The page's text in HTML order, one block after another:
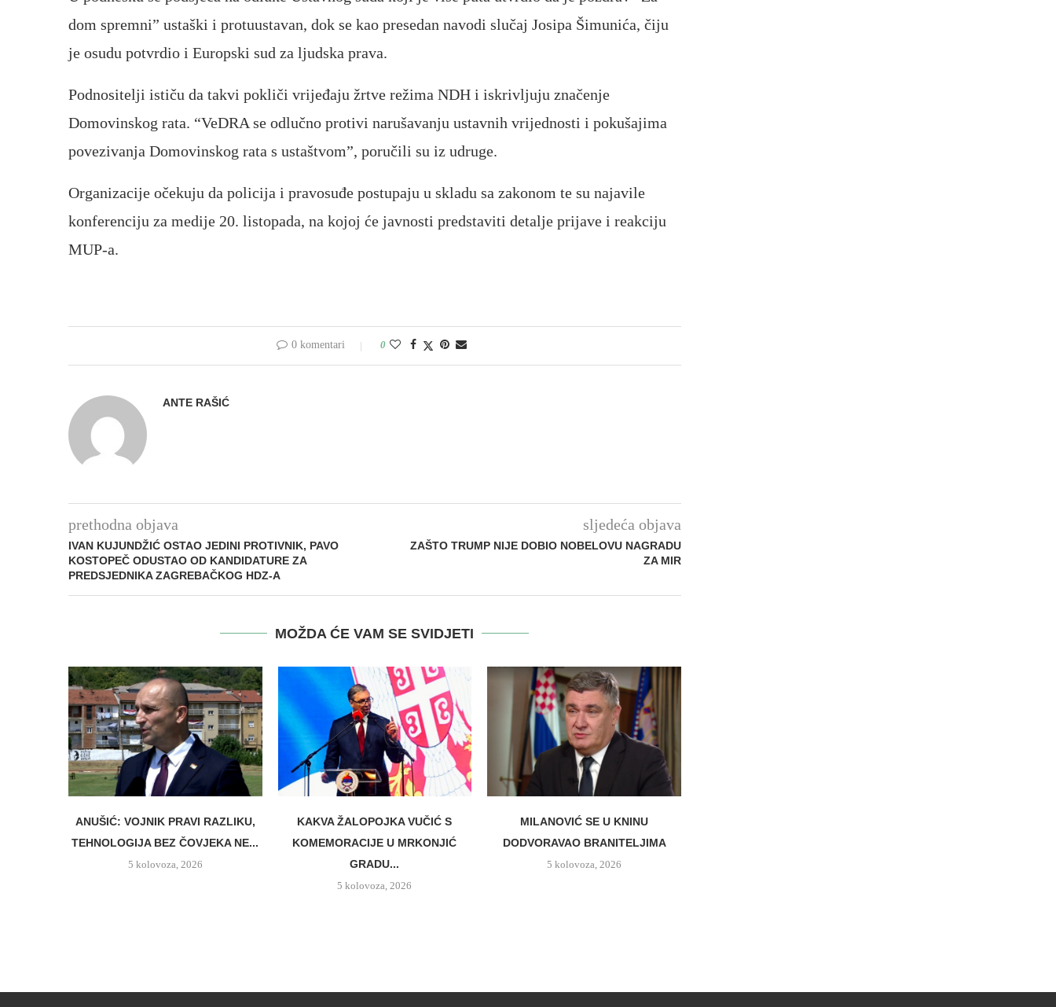
dom spremni” ustaški i protuustavan, dok se kao presedan navodi slučaj Josipa Šimunića, čiju
je osudu potvrdio i Europski sud za ljudska prava.
Podnositelji ističu da takvi pokliči vrijeđaju žrtve režima NDH i iskrivljuju značenje
Domovinskog rata. “VeDRA se odlučno protivi narušavanju ustavnih vrijednosti i pokušajima
povezivanja Domovinskog rata s ustaštvom”, poručili su iz udruge.
Organizacije očekuju da policija i pravosuđe postupaju u skladu sa zakonom te su najavile
konferenciju za medije 20. listopada, na kojoj će javnosti predstaviti detalje prijave i reakciju
MUP-a.
0 komentari 0
ANTE RAŠIĆ
prethodna objava
IVAN KUJUNDŽIĆ OSTAO JEDINI PROTIVNIK, PAVO
KOSTOPEČ ODUSTAO OD KANDIDATURE ZA
PREDSJEDNIKA ZAGREBAČKOG HDZ-A
sljedeća objava
ZAŠTO TRUMP NIJE DOBIO NOBELOVU NAGRADU
ZA MIR
MOŽDA ĆE VAM SE SVIDJETI
ANUŠIĆ: VOJNIK PRAVI RAZLIKU,
TEHNOLOGIJA BEZ ČOVJEKA NE...
5 kolovoza, 2026
KAKVA ŽALOPOJKA VUČIĆ S
KOMEMORACIJE U MRKONJIĆ
GRADU...
5 kolovoza, 2026
MILANOVIĆ SE U KNINU
DODVORAVAO BRANITELJIMA
5 kolovoza, 2026